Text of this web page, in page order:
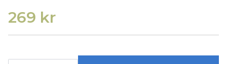
269 kr